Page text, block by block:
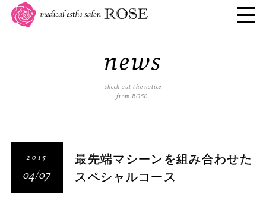
news
check out the notice
from ROSE.
2015
04/07
最先端マシーンを組み合わせた
スペシャルコース